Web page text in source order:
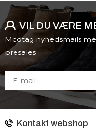
VIL DU VÆRE
Modtag nyhedsmails
presales
Kontakt webshop